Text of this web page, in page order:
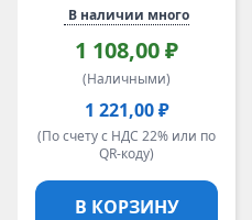
В наличии много
1 108,00 ₽
(Наличными)
1 221,00 ₽
(По счету с НДС 22% или по
QR-коду)
В КОРЗИНУ